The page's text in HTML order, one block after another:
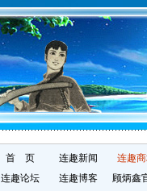
首 页 连趣新闻
连趣
连趣论坛
连趣博客 顾炳鑫